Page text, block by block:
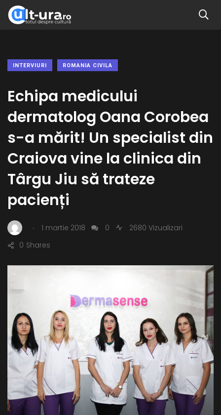
INTERVIURI ROMANIA CIVILA
Echipa medicului
dermatolog Oana Corobea
s-a mărit! Un specialist din
Craiova vine la clinica din
Târgu Jiu să trateze
pacienți
. 1 martie 2018 0
2680 Vizualizari
Shares
0